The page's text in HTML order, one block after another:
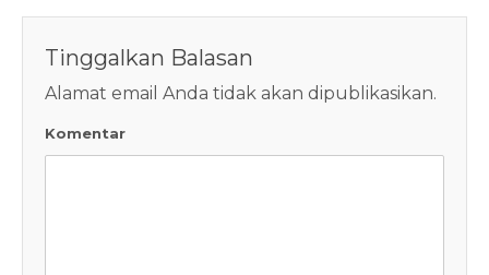
Tinggalkan Balasan
Alamat email Anda tidak akan dipublikasikan.
Komentar